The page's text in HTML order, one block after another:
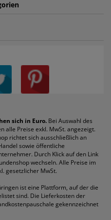
Radiergummis
Schnellhefter
Sichthüllen
Taschenrechner
Textmarker
Tintenroller
Tintenpatronen
Toilettenpapier
Toner
Versandmaterial
Versandtaschen
Leitz
Läufer
Melitta
Pentel
Pelikan
Pilot
Pritt
Schneider
Stabilo
Staedtler
sich in Euro. Bei Auswahl des
alle Preise exkl. MwSt. angezeigt.
richtet sich ausschließlich an
sowie öffentliche
Durch Klick auf den Link
wechseln. Alle Preise im
gesetzlicher MwSt.
ist eine Plattform, auf der die
sind. Die Lieferkosten der
gekennzeichnet